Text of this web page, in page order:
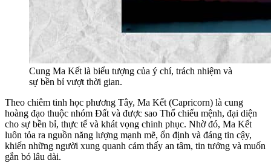
Cung Ma Kết là biểu tượng của ý chí, trách nhiệm và
sự bền bỉ vượt thời gian.
Theo chiêm tinh học phương Tây, Ma Kết (Capricorn) là cung
hoàng đạo thuộc nhóm Đất và được sao Thổ chiếu mệnh, đại diện
cho sự bền bỉ, thực tế và khát vọng chinh phục. Nhờ đó, Ma Kết
luôn tỏa ra nguồn năng lượng mạnh mẽ, ổn định và đáng tin cậy,
khiến những người xung quanh cảm thấy an tâm, tin tưởng và muốn
gắn bó lâu dài.